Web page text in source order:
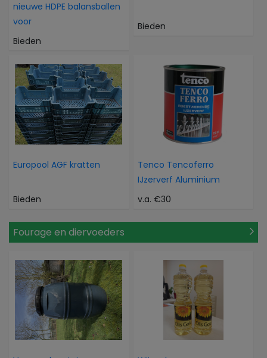
nieuwe HDPE balansballen
voor
Bieden
Bieden
Europool AGF kratten
Bieden
Tenco Tencoferro
IJzerverf Aluminium
v.a. €30
Fourage en diervoeders